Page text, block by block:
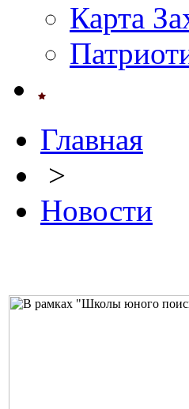
Карта
Главная
>
Новости